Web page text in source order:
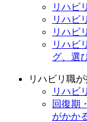
リハビ
リハビ
リハビ
リハビ
グ、選
リハビリ職
リハビ
回復期
がかか